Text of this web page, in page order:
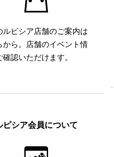
ルピシア店舗のご案内は
から。店舗のイベント情
認いただけます。
ピシア会員について